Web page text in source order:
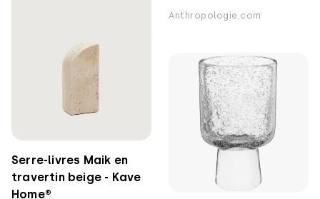
Anthropologie.com
Serre-livres Maik en
travertin beige - Kave
Home®